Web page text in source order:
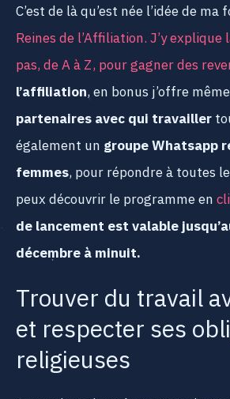
C’est de là qu’est née l’idée de ma
Reines de l’Affiliation. J’y explique
pas, de A à Z, pourgagner des
l’affiliation, en bonus j’offre
partenaires avec qui travailler
également un groupe Whatsapp
femmes, pour répondre à toutes
peux découvrir le programme en
de lancement est valable
décembre à minuit.
Trouver du travail
et respecter ses
religieuses